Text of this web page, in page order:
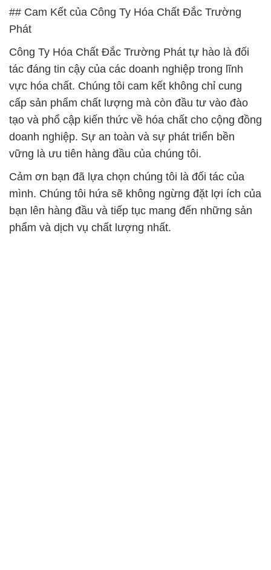
## Cam Kết của Công Ty Hóa Chất Đắc Trường
Phát
Công Ty Hóa Chất Đắc Trường Phát tự hào là đối
tác đáng tin cậy của các doanh nghiệp trong lĩnh
vực hóa chất. Chúng tôi cam kết không chỉ cung
cấp sản phẩm chất lượng mà còn đầu tư vào đào
tạo và phổ cập kiến thức về hóa chất cho cộng đồng
doanh nghiệp. Sự an toàn và sự phát triển bền
vững là ưu tiên hàng đầu của chúng tôi.
Cảm ơn bạn đã lựa chọn chúng tôi là đối tác của
mình. Chúng tôi hứa sẽ không ngừng đặt lợi ích của
bạn lên hàng đầu và tiếp tục mang đến những sản
phẩm và dịch vụ chất lượng nhất.